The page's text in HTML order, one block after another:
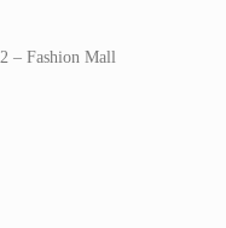
– Fashion Mall